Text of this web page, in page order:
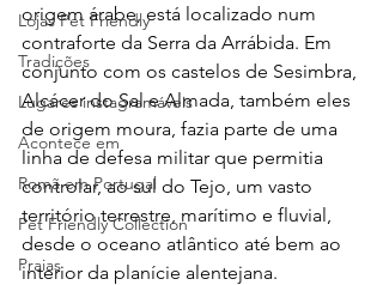
Lojas Pet Friendly
Tradições
Lugares instagramáveis
Acontece em
Romã em Portugal
Pet Friendly Collection
Praias
origem árabe, está localizado num
contraforte da Serra da Arrábida. Em
conjunto com os castelos de Sesimbra,
Alcácer do Sal e Almada, também eles
de origem moura, fazia parte de uma
linha de defesa militar que permitia
controlar, ao sul do Tejo, um vasto
território terrestre, marítimo e fluvial,
desde o oceano atlântico até bem ao
interior da planície alentejana.